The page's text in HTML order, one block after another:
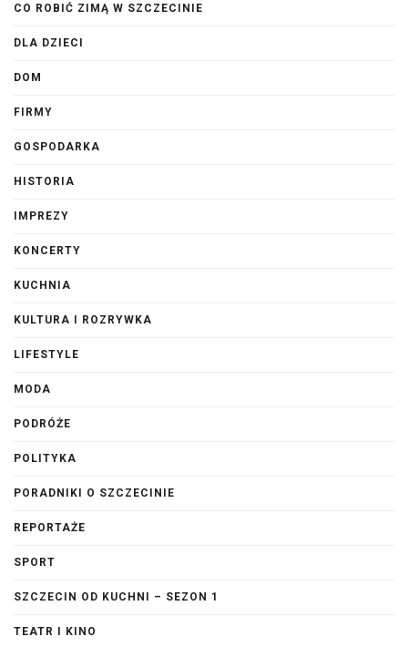
CO ROBIĆ ZIMĄ W SZCZECINIE
DLA DZIECI
DOM
FIRMY
GOSPODARKA
HISTORIA
IMPREZY
KONCERTY
KUCHNIA
KULTURA I ROZRYWKA
LIFESTYLE
MODA
PODRÓŻE
POLITYKA
PORADNIKI O SZCZECINIE
REPORTAŻE
SPORT
SZCZECIN OD KUCHNI – SEZON 1
TEATR I KINO